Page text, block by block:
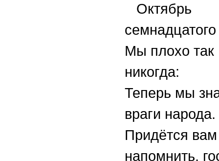
Октябрь
семнадцатого
Мы плохо так
никогда:
Теперь мы
враги народа.
Придётся вам
напомнить,